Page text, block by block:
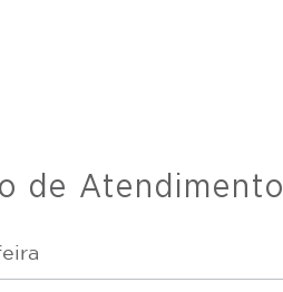
de Atendimento